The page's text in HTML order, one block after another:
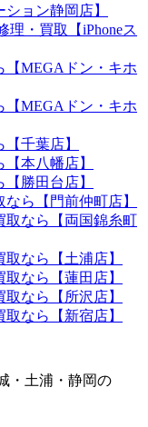
ョン静岡店】
理・買取【iPhoneス
【MEGAドン・キホ
【MEGAドン・キホ
千葉店】
本八幡店】
勝田台店】
ら【門前仲町店】
取なら【両国錦糸町
なら【土浦店】
なら【蓮田店】
なら【所沢店】
なら【新宿店】
土浦・静岡の